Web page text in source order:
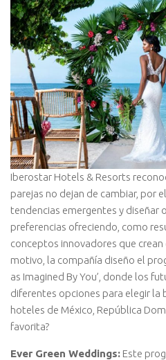
Iberostar Hotels & Resorts
parejas no dejan de cambiar, por
tendencias emergentes y diseñar
preferencias ofreciendo, como
conceptos innovadores que crean
motivo, la compañía diseño el
as Imagined By You’, donde los
diferentes opciones para elegir la
hoteles de México, República
favorita?
Ever Green Weddings: Este